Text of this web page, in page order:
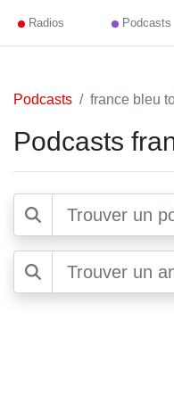
Radios Podcasts
Podcasts france bleu
Podcasts